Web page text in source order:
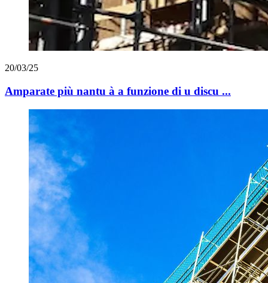
20/03/25
Amparate più nantu à a funzione di u discu ...